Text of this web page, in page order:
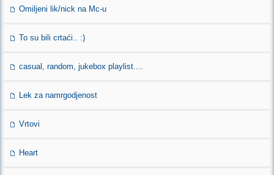
Omiljeni lik/nick na Mc-u
To su bili crtaći.. :)
casual, random, jukebox playlist....
Lek za namrgodjenost
Vrtovi
Heart